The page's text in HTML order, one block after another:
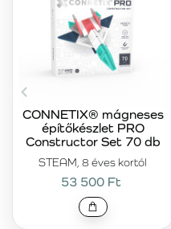
STEAM, 8 éves kortól
CONNETIX® mágneses
építőkészlet PRO
Constructor Set 70 db
53 500 Ft